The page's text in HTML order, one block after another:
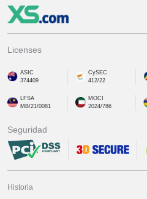
Licenses
ASIC
374409
CySEC
412/22
LFSA
MB/21/0081
MOCI
2024/786
Seguridad
Historia